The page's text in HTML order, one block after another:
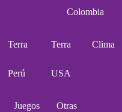
Colombia
Terra
Perú
Terra
USA
Clima
Juegos Otras